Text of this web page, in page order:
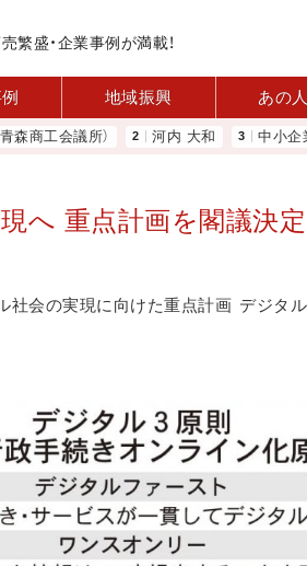
繁盛・企業事例が満載！
地域振興 あの
会議所） 河内 大和 中小企業実
へ 重点計画を閣議決定
社会の実現に向けた重点計画 デジタ